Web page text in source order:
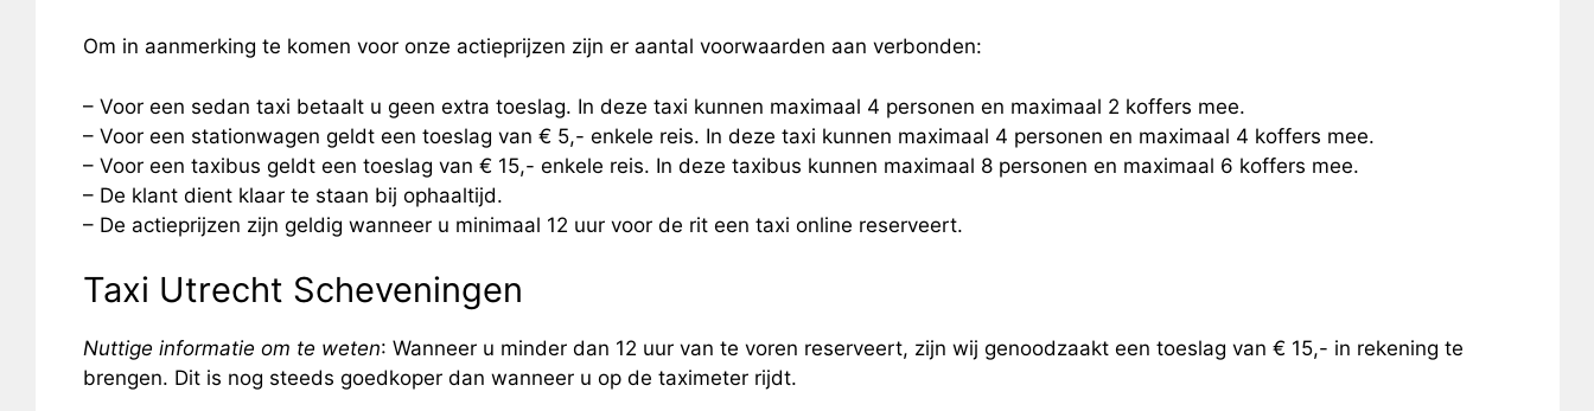
Om in aanmerking te komen voor onze actieprijzen zijn er aantal voorwaarden aan verbonden:
– Voor een sedan taxi betaalt u geen extra toeslag. In deze taxi kunnen maximaal 4 personen en maximaal 2 koffers mee.
– Voor een stationwagen geldt een toeslag van € 5,- enkele reis. In deze taxi kunnen maximaal 4 personen en maximaal 4 koffers mee.
– Voor een taxibus geldt een toeslag van € 15,- enkele reis. In deze taxibus kunnen maximaal 8 personen en maximaal 6 koffers mee.
– De klant dient klaar te staan bij ophaaltijd.
– De actieprijzen zijn geldig wanneer u minimaal 12 uur voor de rit een taxi online reserveert.
Taxi Utrecht Scheveningen
Nuttige informatie om te weten: Wanneer u minder dan 12 uur van te voren reserveert, zijn wij genoodzaakt een toeslag van € 15,- in rekening te
brengen. Dit is nog steeds goedkoper dan wanneer u op de taximeter rijdt.